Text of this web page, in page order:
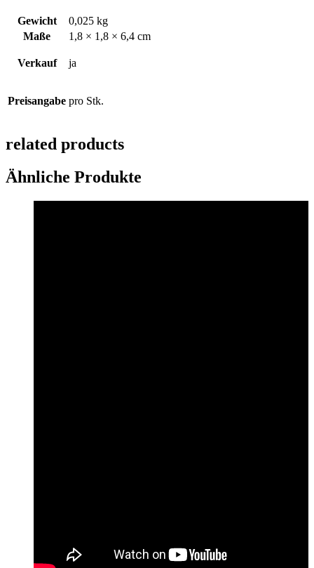
Gewicht
0,025 kg
Maße
1,8 × 1,8 × 6,4 cm
Verkauf ja
Preisangabe pro Stk.
related products
Ähnliche Produkte